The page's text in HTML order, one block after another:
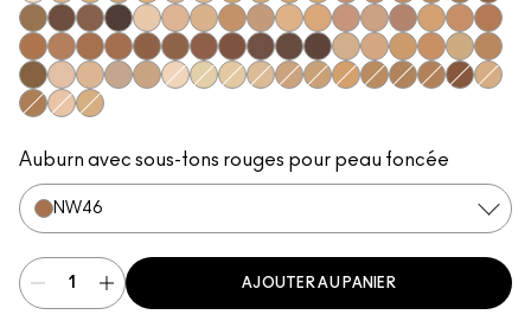
NC5NC16NC17NC20​NC25​NC27​NC35​NC37​NC38​NC41​NC42NC43.5​
NC44​NC45​NC46​NC50​NC55​
NC58​NC60​NC63​NC65​NW5​NW10​NW13​NW15​NW18​NW20​
NW22​NW25​NW30​
NW33​NW35​NW40​
NW43​
NW44​NW45​NW46​NW47​NW48​NW50​NW53​NW57​NW58​NW60​NW65​
C3.5​C4.5​C5​C5.5​C40​C45​
C55​N4​N5​N6​
Auburn avec sous-tons rouges pour peau foncée
NW46​
AJOUTER AU PANIER